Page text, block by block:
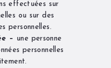
effectuées sur
ou sur des
personnelles.
– une personne
personnelles